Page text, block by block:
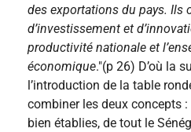
des exportations du pays. Ils
d’investissement et
productivité nationale et
économique."(p 26) D’où la
l’introduction de la table
combiner les deux concepts :
bien établies, de tout le